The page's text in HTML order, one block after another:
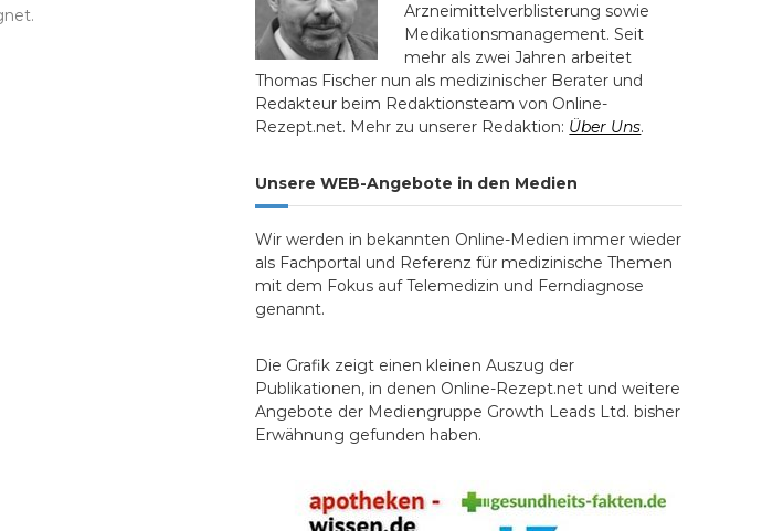
Arzneimittelverblisterung sowie
Medikationsmanagement. Seit
mehr als zwei Jahren arbeitet
Thomas Fischer nun als medizinischer Berater und
Redakteur beim Redaktionsteam von Online-
Rezept.net. Mehr zu unserer Redaktion: Über Uns.
Unsere WEB-Angebote in den Medien
Wir werden in bekannten Online-Medien immer wieder
als Fachportal und Referenz für medizinische Themen
mit dem Fokus auf Telemedizin und Ferndiagnose
genannt.
Die Grafik zeigt einen kleinen Auszug der
Publikationen, in denen Online-Rezept.net und weitere
Angebote der Mediengruppe Growth Leads Ltd. bisher
Erwähnung gefunden haben.